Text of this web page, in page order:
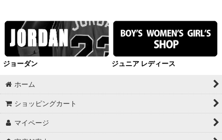
ジョーダン ジュニア レディース
ホーム
ショッピングカート
マイページ